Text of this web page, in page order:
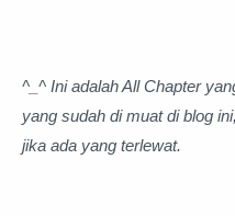
^_^ Ini adalah All Chapter
yang sudah di muat di blog
jika ada yang terlewat.